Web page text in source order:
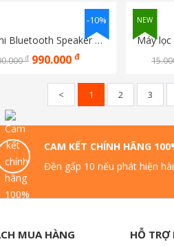
Loa Xiaomi Bluetooth Speaker Mini
đ 990.000đ
-10%
Máy lọc
NEW
< 1 2 3
CAM KẾT CHÍNH HÃNG
Đền gấp 10 nếu phát hiện
MUA HÀNG HỖ TRỢ